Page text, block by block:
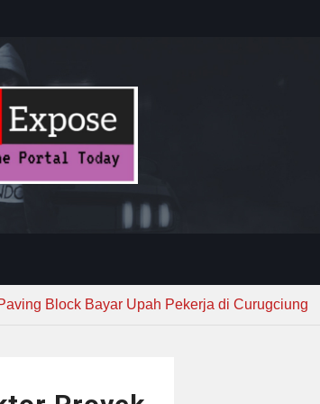
Block Bayar Upah Pekerja di Curugciung